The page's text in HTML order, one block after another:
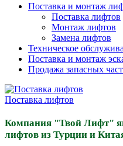
Поставка и монтаж
Поставка лифтов
Монтаж лифтов
Замена лифтов
Техническое
Поставка и монтаж
Продажа запасных
Поставка лифтов
Компания "Твой Лифт"
лифтов из Турции и